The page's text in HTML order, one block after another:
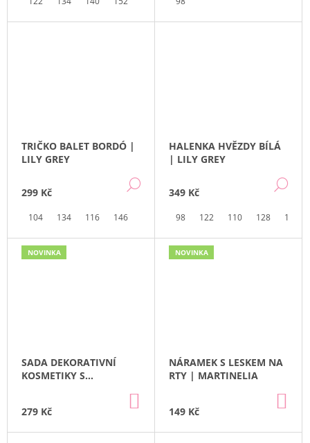
TRIČKO BALET BORDÓ |
LILY GREY
299 Kč
DETAIL
104 134 116 146
HALENKA HVĚZDY BÍLÁ
| LILY GREY
349 Kč
98 122 110 128 134
NOVINKA
SADA DEKORATIVNÍ
KOSMETIKY S
279 Kč KOŠÍKU
NOVINKA
NÁRAMEK S LESKEM NA
RTY | MARTINELIA
149 Kč